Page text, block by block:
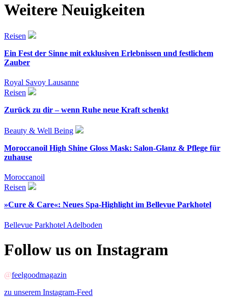
Weitere Neuigkeiten
Reisen
Ein Fest der Sinne mit exklusiven Erlebnissen und festlichem
Zauber
Royal Savoy Lausanne
Reisen
Zurück zu dir – wenn Ruhe neue Kraft schenkt
Beauty & Well Being
Moroccanoil High Shine Gloss Mask: Salon-Glanz & Pflege für
zuhause
Moroccanoil
Reisen
»Cure & Care«: Neues Spa-Highlight im Bellevue Parkhotel
Bellevue Parkhotel Adelboden
Follow us on Instagram
@feelgoodmagazin
zu unserem Instagram-Feed